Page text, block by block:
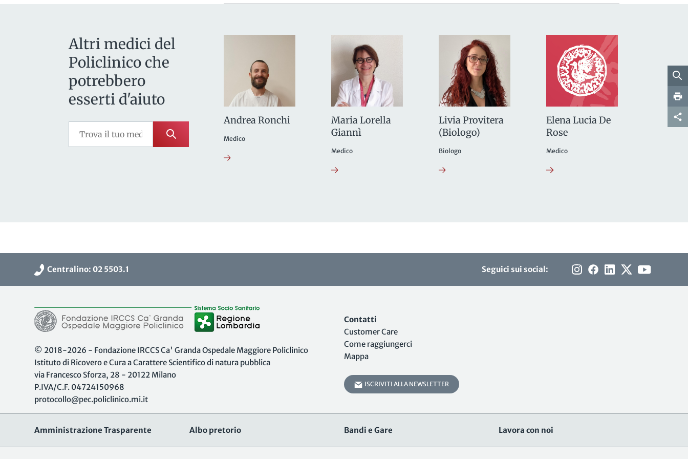
Altri medici del
Policlinico che
potrebbero
esserti d'aiuto
Andrea Ronchi
Medico
Maria Lorella
Giannì
Medico
Livia Provitera
(Biologo)
Biologo
Elena Lucia De
Rose
Medico
Centralino: 02 5503.1 Seguici sui social:
© 2018-2026 - Fondazione IRCCS Ca' Granda Ospedale Maggiore Policlinico
Istituto di Ricovero e Cura a Carattere Scientifico di natura pubblica
via Francesco Sforza, 28 - 20122 Milano
P.IVA/C.F. 04724150968
protocollo@pec.policlinico.mi.it
Contatti
Customer Care
Come raggiungerci
Mappa
ISCRIVITI ALLA NEWSLETTER
Amministrazione Trasparente Albo pretorio Bandi e Gare Lavora con noi